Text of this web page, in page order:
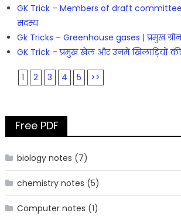
GK Trick – Members of draft committee
सदस्य
Gk Tricks – Greenhouse gases | प्रमुख
GK Trick – प्रमुख खेल और उनमें खिलाड़ियों
1 2 3 4 5 >>
Free PDF
biology notes (7)
chemistry notes (5)
Computer notes (1)